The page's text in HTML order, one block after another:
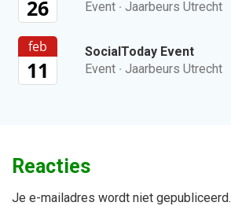
26
Event · Jaarbeurs Utrecht
feb
11
SocialToday Event
Event · Jaarbeurs Utrecht
Reacties
Je e-mailadres wordt niet gepubliceerd.